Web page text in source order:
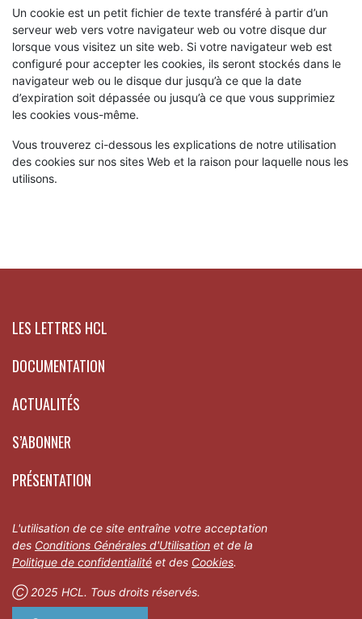
Un cookie est un petit fichier de texte transféré à partir d’un
serveur web vers votre navigateur web ou votre disque dur
lorsque vous visitez un site web. Si votre navigateur web est
configuré pour accepter les cookies, ils seront stockés dans le
navigateur web ou le disque dur jusqu’à ce que la date
d’expiration soit dépassée ou jusqu’à ce que vous supprimiez
les cookies vous-même.
Vous trouverez ci-dessous les explications de notre utilisation
des cookies sur nos sites Web et la raison pour laquelle nous les
utilisons.
LES LETTRES HCL
DOCUMENTATION
ACTUALITÉS
S’ABONNER
PRÉSENTATION
L'utilisation de ce site entraîne votre acceptation
des Conditions Générales d'Utilisation et de la
Politique de confidentialité et des Cookies.
Ⓒ 2025 HCL. Tous droits réservés.